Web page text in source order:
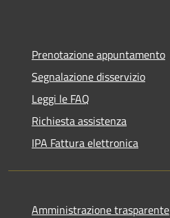
Prenotazione appuntamento
Segnalazione disservizio
Leggi le FAQ
Richiesta assistenza
IPA Fattura elettronica
Amministrazione trasparente